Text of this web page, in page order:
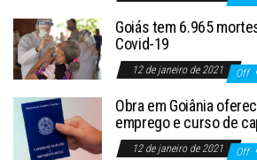
Goiás tem 6.965
Covid-19
12 de janeiro de 2021 Off
Obra em Goiânia
emprego e curso de
12 de janeiro de 2021 Off